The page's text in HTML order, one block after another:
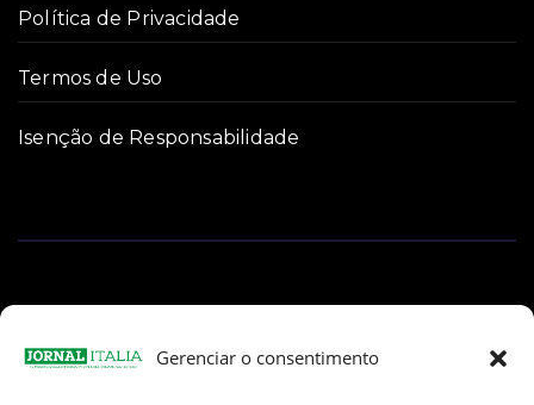
Gerenciar o consentimento
Política de Privacidade
Termos de Uso
Isenção de Responsabilidade